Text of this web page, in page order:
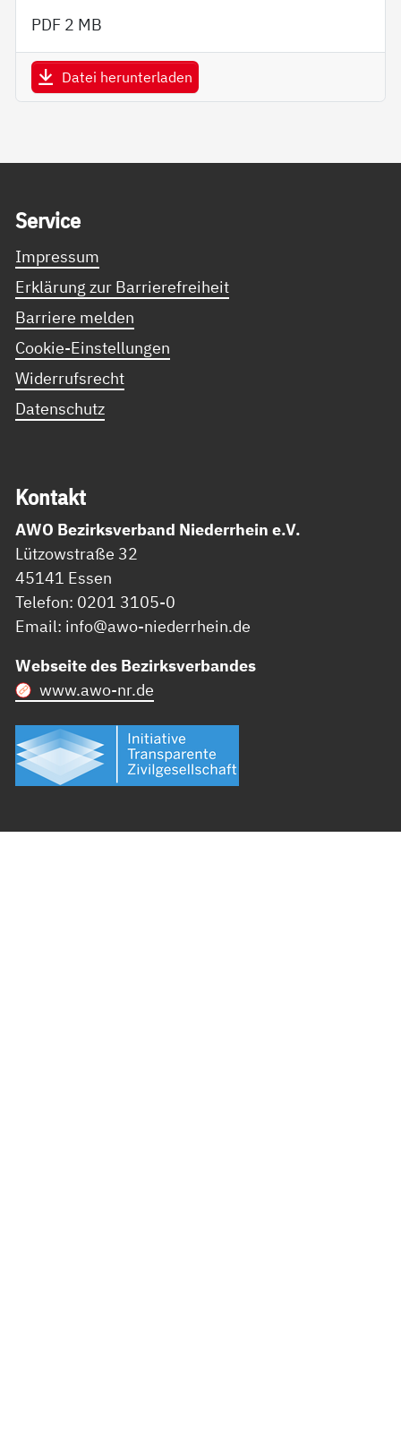
PDF 2 MB
Datei herunterladen
Ser­vice
Impressum
Erklärung zur Barrierefreiheit
Barriere melden
Cookie-Einstellungen
Widerrufsrecht
Datenschutz
Kon­takt
AWO Bezirksverband Niederrhein e.V.
Lützowstraße 32
45141 Essen
Telefon: 0201 3105-0
Email: info@awo-niederrhein.de
Webseite des Bezirksverbandes
www.awo-nr.de